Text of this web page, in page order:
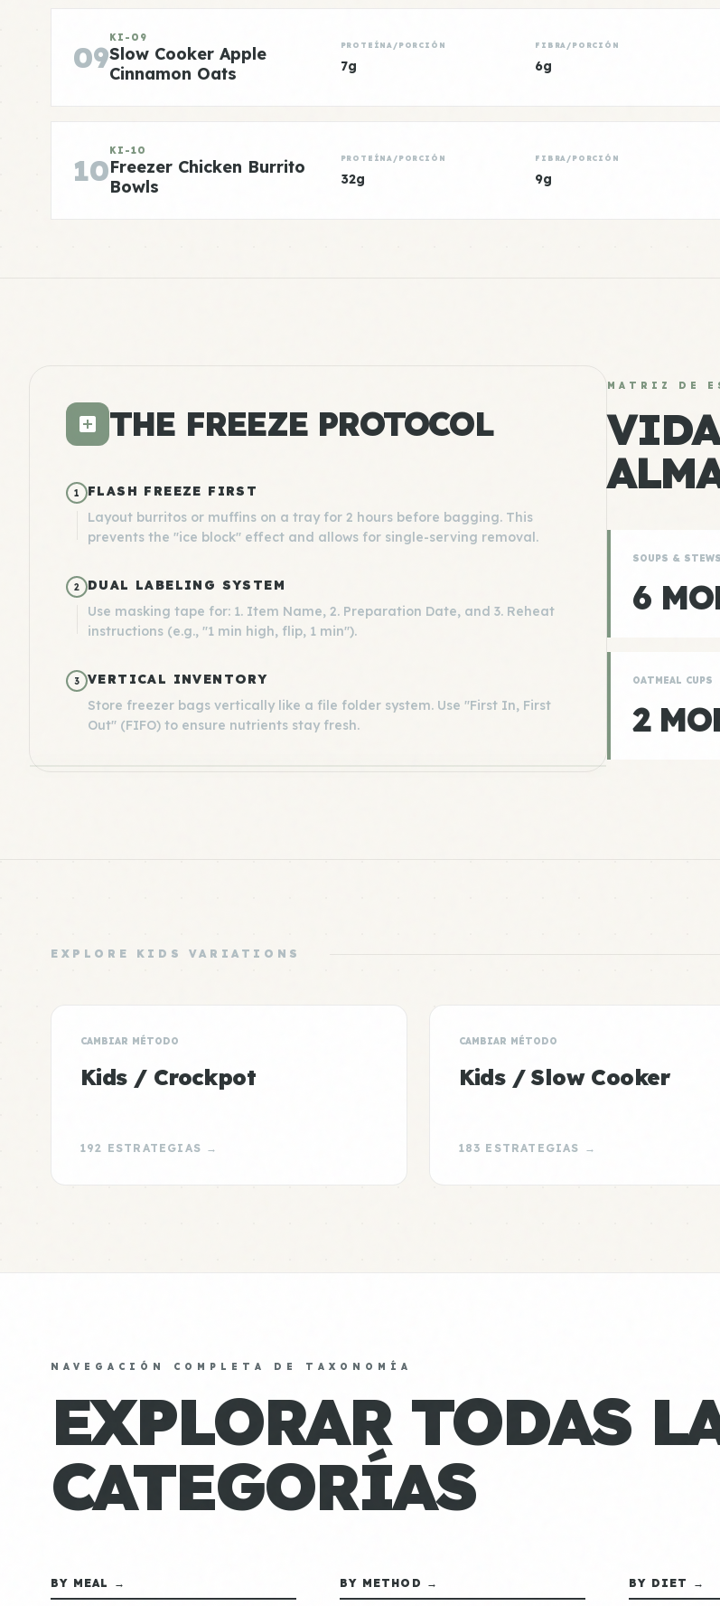
09
KI-09
Slow Cooker Apple
Cinnamon Oats
PROTEÍNA/PORCIÓN
7g
FIBRA/PORCIÓN
6g
10
KI-10
Freezer Chicken Burrito
Bowls
PROTEÍNA/PORCIÓN
32g
FIBRA/PORCIÓN
9g
THE FREEZE PROTOCOL
1
FLASH FREEZE FIRST
Layout burritos or muffins on a tray for 2 hours before bagging. This
prevents the "ice block" effect and allows for single-serving removal.
2
DUAL LABELING SYSTEM
Use masking tape for: 1. Item Name, 2. Preparation Date, and 3. Reheat
instructions (e.g., "1 min high, flip, 1 min").
3
VERTICAL INVENTORY
Store freezer bags vertically like a file folder system. Use "First In, First
Out" (FIFO) to ensure nutrients stay fresh.
MATRIZ DE
SOUPS & STEWS
6
OATMEAL CUPS
2
EXPLORE KIDS VARIATIONS
CAMBIAR MÉTODO
Kids / Crockpot
192 ESTRATEGIAS →
CAMBIAR MÉTODO
Kids / Slow Cooker
183 ESTRATEGIAS →
NAVEGACIÓN COMPLETA DE TAXONOMÍA
EXPLORAR TODAS
CATEGORÍAS
BY MEAL → BY METHOD → BY DIET →